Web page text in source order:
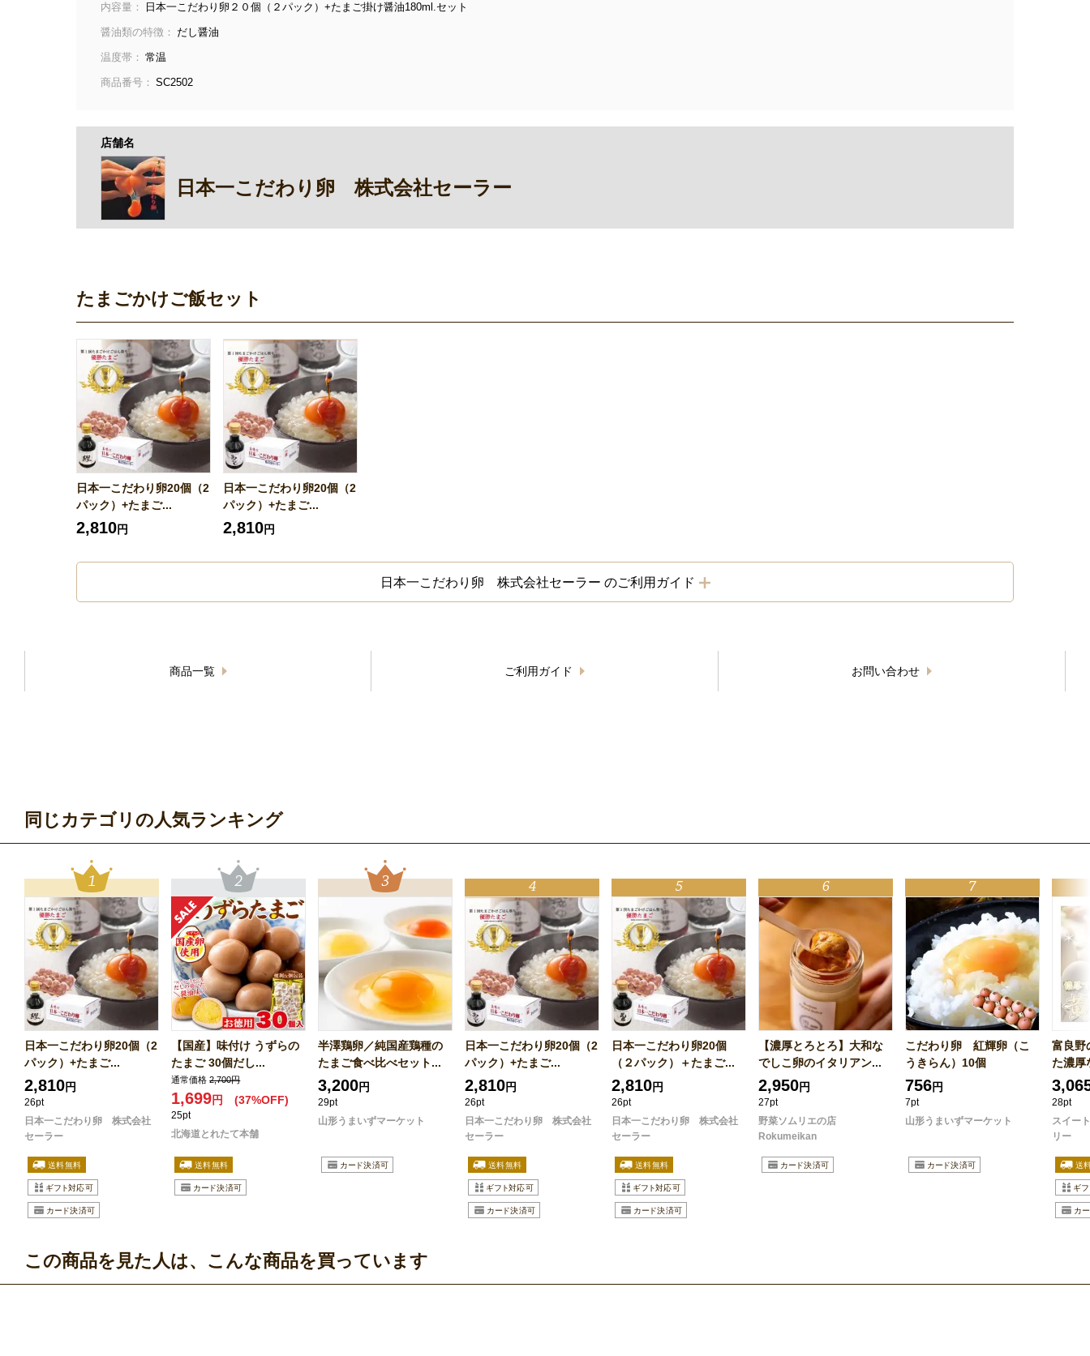
内容量： 日本一こだわり卵２０個（２パック）+たまご掛け醤油180ml.セット
醤油類の特徴： だし醤油
温度帯： 常温
商品番号： SC2502
店舗名
日本一こだわり卵 株式会社セーラー
たまごかけご飯セット
日本一こだわり卵20個（2
パック）+たまご...
2,810円
日本一こだわり卵20個（2
パック）+たまご...
2,810円
日本一こだわり卵 株式会社セーラー のご利用ガイド
商品一覧 ご利用ガイド お問い合わせ
同じカテゴリの人気ランキング
日本一こだわり卵20個（2
パック）+たまご...
2,810円
26pt
日本一こだわり卵 株式会社
セーラー
【国産】味付け うずらの
たまご 30個だし...
通常価格 2,700円
1,699円 (37%OFF)
25pt
北海道とれたて本舗
半澤鶏卵／純国産鶏種の
たまご食べ比べセット...
3,200円
29pt
山形うまいずマーケット
日本一こだわり卵20個（2
パック）+たまご...
2,810円
26pt
日本一こだわり卵 株式会社
セーラー
日本一こだわり卵20個
（２パック）＋たまご...
2,810円
26pt
日本一こだわり卵 株式会社
セーラー
【濃厚とろとろ】大和な
でしこ卵のイタリアン...
2,950円
27pt
野菜ソムリエの店
Rokumeikan
こだわり卵 紅輝卵（こ
うきらん）10個
756円
7pt
山形うまいずマーケット
富良野
た濃
28pt
スイー
リー
この商品を見た人は、こんな商品を買っています